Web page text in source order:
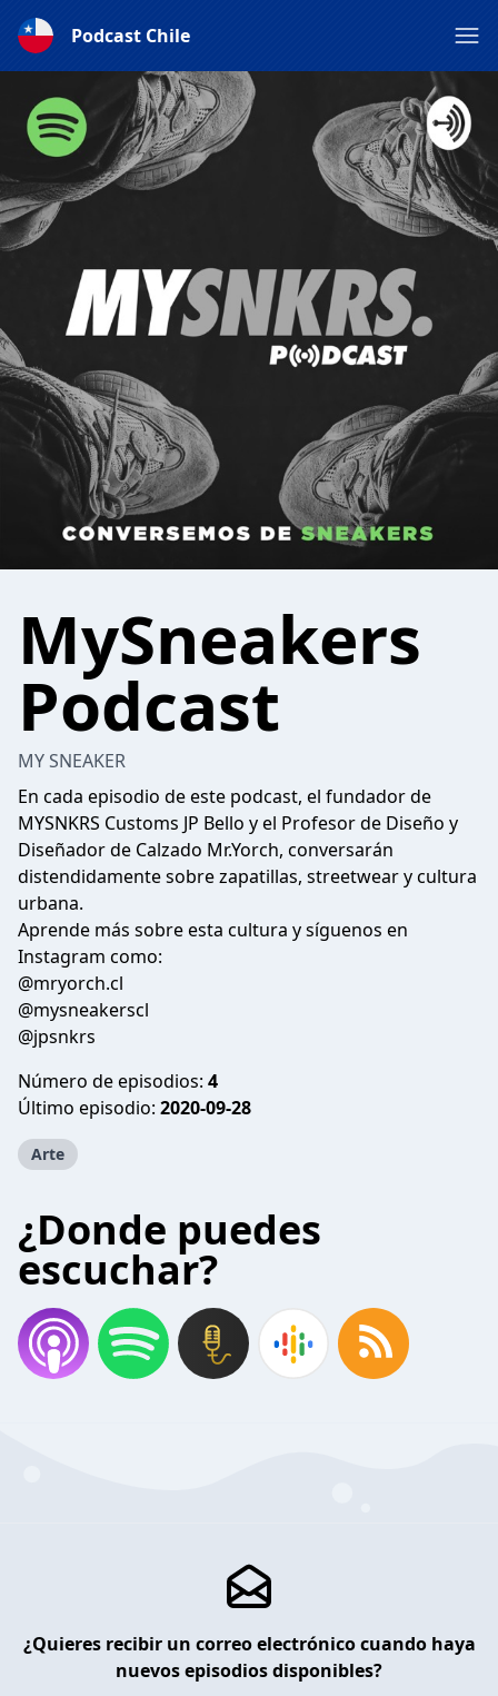
Podcast Chile
MySneakers
Podcast
MY SNEAKER
En cada episodio de este podcast, el fundador de
MYSNKRS Customs JP Bello y el Profesor de Diseño y
Diseñador de Calzado Mr.Yorch, conversarán
distendidamente sobre zapatillas, streetwear y cultura
urbana.
Aprende más sobre esta cultura y síguenos en
Instagram como:
@mryorch.cl
@mysneakerscl
@jpsnkrs
Número de episodios: 4
Último episodio: 2020-09-28
Arte
¿Donde puedes
escuchar?
¿Quieres recibir un correo electrónico cuando haya
nuevos episodios disponibles?